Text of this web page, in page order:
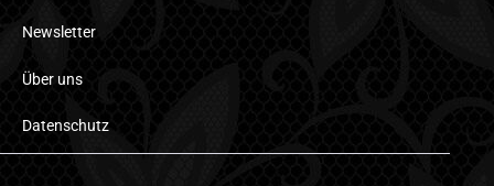
Newsletter
Über uns
Datenschutz